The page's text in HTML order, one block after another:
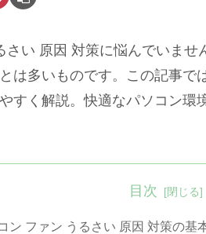
さい 原因 対策に悩んでいませ
は多いものです。この記事で
すく解説。快適なパソコン環
目次
ン ファン うるさい 原因 対策の基